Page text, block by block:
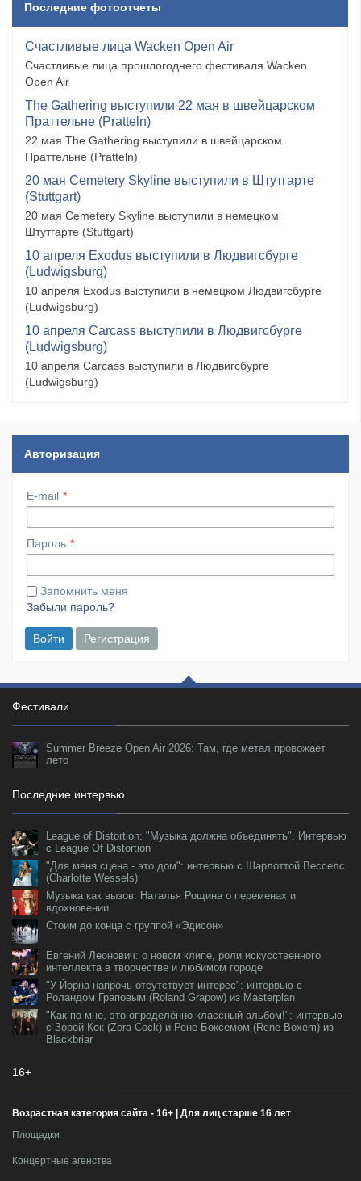
Последние фотоотчеты
Счастливые лица Wacken Open Air
Счастливые лица прошлогоднего фестиваля Wacken
Open Air
The Gathering выступили 22 мая в швейцарском
Праттельне (Pratteln)
22 мая The Gathering выступили в швейцарском
Праттельне (Pratteln)
20 мая Cemetery Skyline выступили в Штутгарте
(Stuttgart)
20 мая Cemetery Skyline выступили в немецком
Штутгарте (Stuttgart)
10 апреля Exodus выступили в Людвигсбурге
(Ludwigsburg)
10 апреля Exodus выступили в немецком Людвигсбурге
(Ludwigsburg)
10 апреля Carcass выступили в Людвигсбурге
(Ludwigsburg)
10 апреля Carcass выступили в Людвигсбурге
(Ludwigsburg)
Авторизация
E-mail
Пароль
Запомнить меня
Забыли пароль?
Войти Регистрация
Фестивали
Summer Breeze Open Air 2026: Там, где метал провожает
лето
Последние интервью
League of Distortion: "Музыка должна объединять". Интервью
с League Of Distortion
"Для меня сцена - это дом": интервью с Шарлоттой Весселс
(Charlotte Wessels)
Музыка как вызов: Наталья Рощина о переменах и
вдохновении
Стоим до конца с группой «Эдисон»
Евгений Леонович: о новом клипе, роли искусственного
интеллекта в творчестве и любимом городе
"У Йорна напрочь отсутствует интерес": интервью с
Роландом Граповым (Roland Grapow) из Masterplan
"Как по мне, это определённо классный альбом!": интервью
с Зорой Кок (Zora Cock) и Рене Боксемом (Rene Boxem) из
Blackbriar
16+
Возрастная категория сайта - 16+ | Для лиц старше 16 лет
Площадки
Концертные агенства